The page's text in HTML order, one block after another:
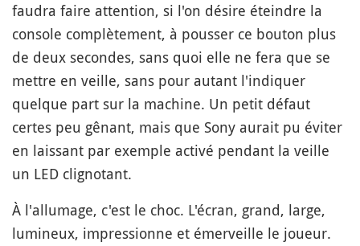
faudra faire attention, si l'on désire éteindre la
console complètement, à pousser ce bouton plus
de deux secondes, sans quoi elle ne fera que se
mettre en veille, sans pour autant l'indiquer
quelque part sur la machine. Un petit défaut
certes peu gênant, mais que Sony aurait pu éviter
en laissant par exemple activé pendant la veille
un LED clignotant.
À l'allumage, c'est le choc. L'écran, grand, large,
lumineux, impressionne et émerveille le joueur.